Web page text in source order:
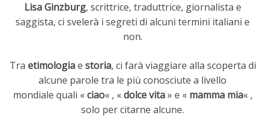
Lisa Ginzburg, scrittrice, traduttrice, giornalista e
saggista, ci svelerà i segreti di alcuni termini italiani e
non.
Tra etimologiae storia, ci farà viaggiare alla scoperta di
alcune parole tra le più conosciute a livello
mondiale quali «ciao« , «dolce vita» e « mamma mia« ,
solo per citarne alcune.